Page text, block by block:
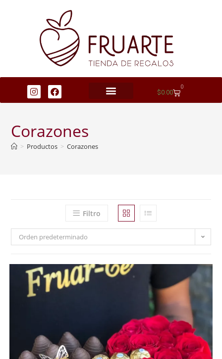
$0.00
0
Corazones
> Productos > Corazones
Filtro
Orden predeterminado